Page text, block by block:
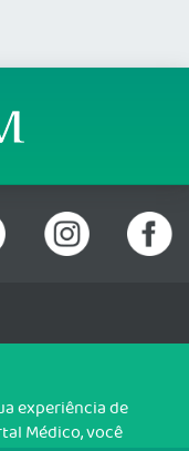
- CEP: 70200-760 -
experiência de
Médico, você